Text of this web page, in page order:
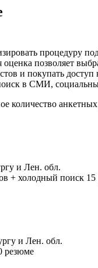
процедуру
оценка позволяет
и покупать
в СМИ, социальных
количество
и Лен. обл.
+ холодный поиск
и Лен. обл.
резюме